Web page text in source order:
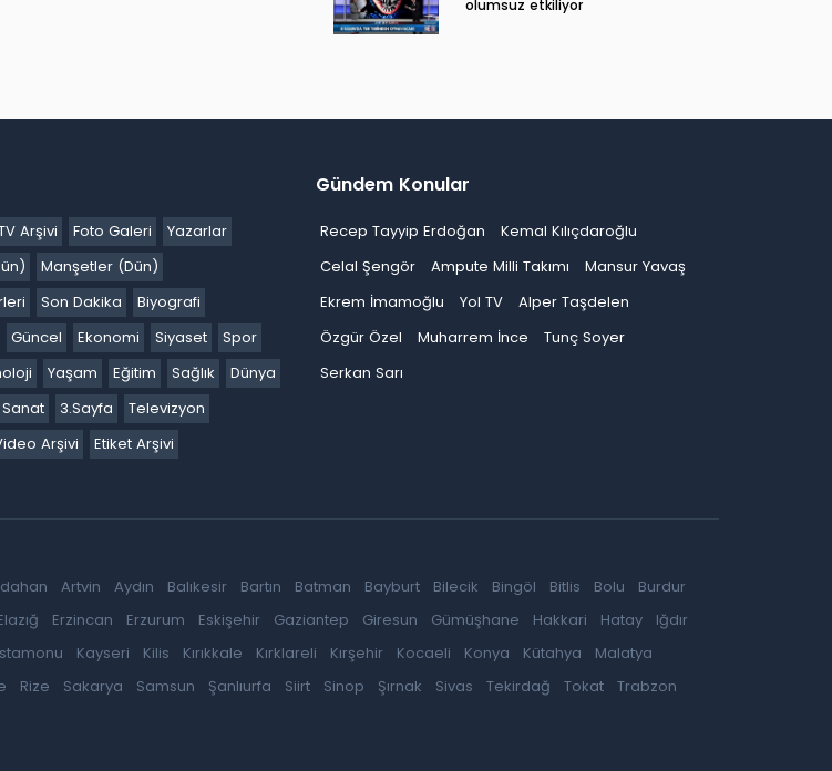
olumsuz etkiliyor
Arşivi Foto Galeri
Yazarlar
Manşetler (Dün)
Son Dakika
Biyografi
Güncel Ekonomi Siyaset
Spor
Yaşam Eğitim Sağlık
Dünya
3.Sayfa
Televizyon
Arşivi Etiket Arşivi
Gündem Konular
Recep Tayyip Erdoğan
Kemal Kılıçdaroğlu
Celal Şengör
Ampute Milli Takımı
Mansur Yavaş
Ekrem İmamoğlu
Yol TV
Alper Taşdelen
Özgür Özel
Muharrem İnce
Tunç Soyer
Serkan Sarı
Artvin Aydın Balıkesir Bartın Batman Bayburt Bilecik Bingöl Bitlis Bolu
Burdur
Erzincan Erzurum Eskişehir Gaziantep Giresun Gümüşhane Hakkari Hatay
Iğdır
Kayseri Kilis Kırıkkale Kırklareli Kırşehir Kocaeli Konya Kütahya
Malatya
Rize Sakarya Samsun Şanlıurfa Siirt Sinop Şırnak Sivas Tekirdağ Tokat
Trabzon